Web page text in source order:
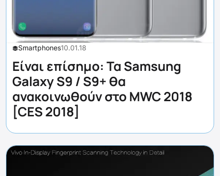
Smartphones10.01.18
Είναι επίσημο: Τα Samsung
Galaxy S9 / S9+ θα
ανακοινωθούν στο MWC 2018
[CES 2018]